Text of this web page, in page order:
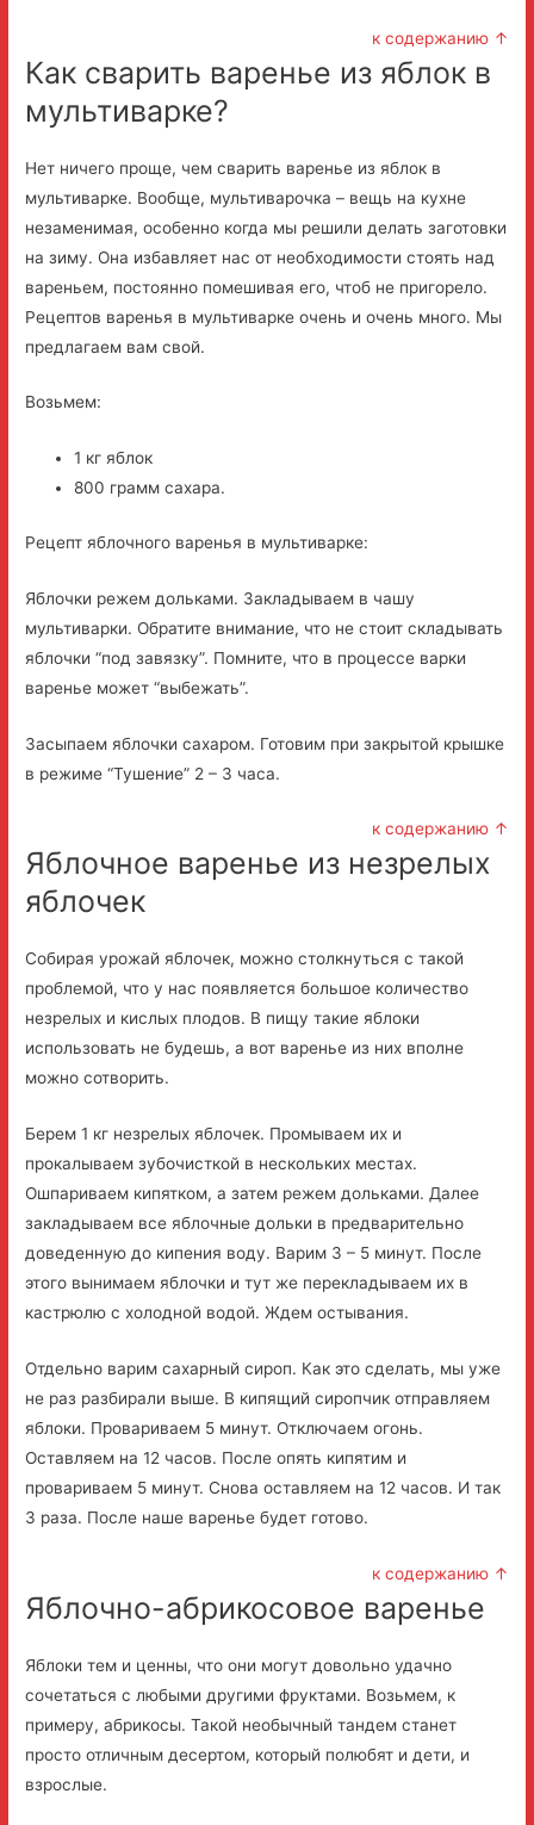
к содержанию ↑
Как сварить варенье из яблок в
мультиварке?
Нет ничего проще, чем сварить варенье из яблок в
мультиварке. Вообще, мультиварочка – вещь на кухне
незаменимая, особенно когда мы решили делать заготовки
на зиму. Она избавляет нас от необходимости стоять над
вареньем, постоянно помешивая его, чтоб не пригорело.
Рецептов варенья в мультиварке очень и очень много. Мы
предлагаем вам свой.
Возьмем:
1 кг яблок
800 грамм сахара.
Рецепт яблочного варенья в мультиварке:
Яблочки режем дольками. Закладываем в чашу
мультиварки. Обратите внимание, что не стоит складывать
яблочки “под завязку”. Помните, что в процессе варки
варенье может “выбежать”.
Засыпаем яблочки сахаром. Готовим при закрытой крышке
в режиме “Тушение” 2 – 3 часа.
к содержанию ↑
Яблочное варенье из незрелых
яблочек
Собирая урожай яблочек, можно столкнуться с такой
проблемой, что у нас появляется большое количество
незрелых и кислых плодов. В пищу такие яблоки
использовать не будешь, а вот варенье из них вполне
можно сотворить.
Берем 1 кг незрелых яблочек. Промываем их и
прокалываем зубочисткой в нескольких местах.
Ошпариваем кипятком, а затем режем дольками. Далее
закладываем все яблочные дольки в предварительно
доведенную до кипения воду. Варим 3 – 5 минут. После
этого вынимаем яблочки и тут же перекладываем их в
кастрюлю с холодной водой. Ждем остывания.
Отдельно варим сахарный сироп. Как это сделать, мы уже
не раз разбирали выше. В кипящий сиропчик отправляем
яблоки. Провариваем 5 минут. Отключаем огонь.
Оставляем на 12 часов. После опять кипятим и
провариваем 5 минут. Снова оставляем на 12 часов. И так
3 раза. После наше варенье будет готово.
к содержанию ↑
Яблочно-абрикосовое варенье
Яблоки тем и ценны, что они могут довольно удачно
сочетаться с любыми другими фруктами. Возьмем, к
примеру, абрикосы. Такой необычный тандем станет
просто отличным десертом, который полюбят и дети, и
взрослые.